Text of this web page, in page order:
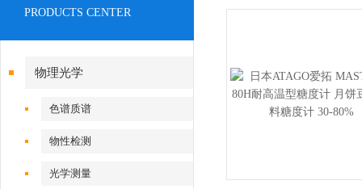
PRODUCTS CENTER
物理光学
色谱质谱
物性检测
光学测量